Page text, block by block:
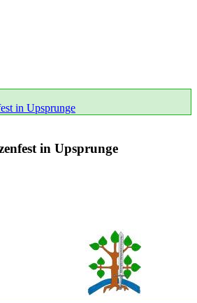
in Upsprunge
in Upsprunge